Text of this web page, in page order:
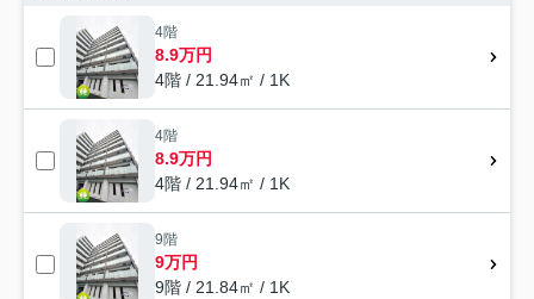
4階
8.9万円
4階 / 21.94㎡ / 1K
4階
8.9万円
4階 / 21.94㎡ / 1K
9階
9万円
9階 / 21.84㎡ / 1K